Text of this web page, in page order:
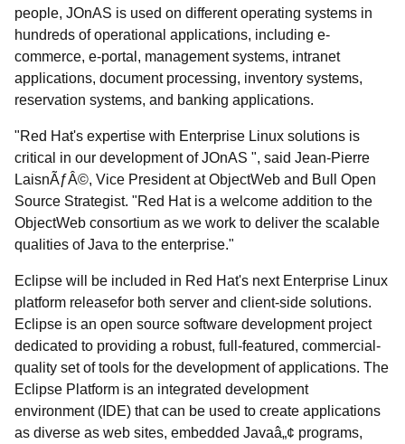
people, JOnAS is used on different operating systems in
hundreds of operational applications, including e-
commerce, e-portal, management systems, intranet
applications, document processing, inventory systems,
reservation systems, and banking applications.
"Red Hat's expertise with Enterprise Linux solutions is
critical in our development of JOnAS ", said Jean-Pierre
LaisnÃƒÂ©, Vice President at ObjectWeb and Bull Open
Source Strategist. "Red Hat is a welcome addition to the
ObjectWeb consortium as we work to deliver the scalable
qualities of Java to the enterprise."
Eclipse will be included in Red Hat's next Enterprise Linux
platform releasefor both server and client-side solutions.
Eclipse is an open source software development project
dedicated to providing a robust, full-featured, commercial-
quality set of tools for the development of applications. The
Eclipse Platform is an integrated development
environment (IDE) that can be used to create applications
as diverse as web sites, embedded Javaâ„¢ programs,